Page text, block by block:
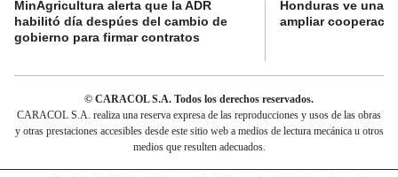
MinAgricultura alerta que la ADR
habilitó día despúes del cambio de
gobierno para firmar contratos
Honduras ve una
ampliar
© CARACOL S.A. Todos los derechos reservados.
CARACOL S.A. realiza una reserva expresa de las reproducciones y usos de las obras
y otras prestaciones accesibles desde este sitio web a medios de lectura mecánica u otros
medios que resulten adecuados.